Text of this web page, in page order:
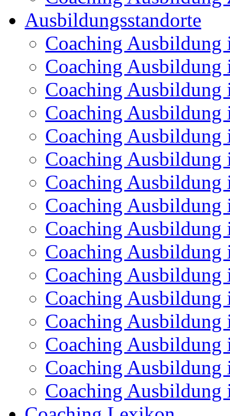
Ausbildungsstandorte
Coaching Ausbildung
Coaching Ausbildung
Coaching
Coaching Ausbildung
Coaching Ausbildung
Coaching Ausbildung
Coaching Ausbildung
Coaching
Coaching Ausbildung
Coaching
Coaching Ausbildung
Coaching Ausbildung
Coaching Ausbildung
Coaching Ausbildung
Coaching
Coaching Ausbildung